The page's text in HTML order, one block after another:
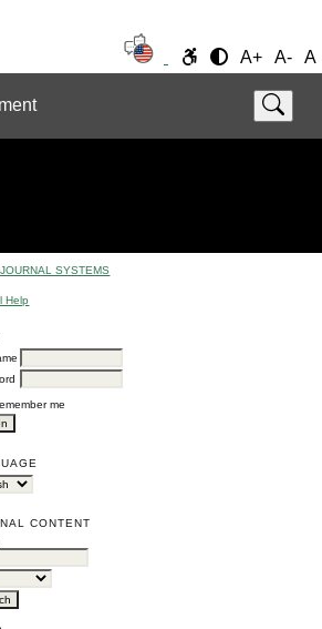
A+ A- A
SYSTEMS
Help
me
CONTENT